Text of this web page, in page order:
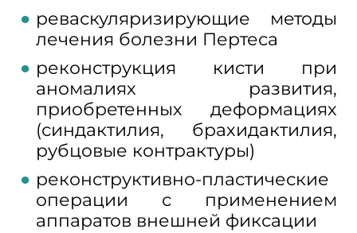
реваскуляризирующие методы
лечения болезни Пертеса
реконструкция кисти при
аномалиях развития,
приобретенных деформациях
(синдактилия, брахидактилия,
рубцовые контрактуры)
реконструктивно-пластические
операции с применением
аппаратов внешней фиксации